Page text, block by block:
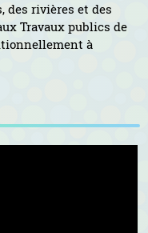
des rivières et des
Travaux publics de
à